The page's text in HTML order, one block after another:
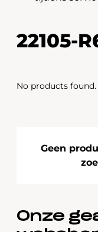
22105-
No products found.
Geen
Onze